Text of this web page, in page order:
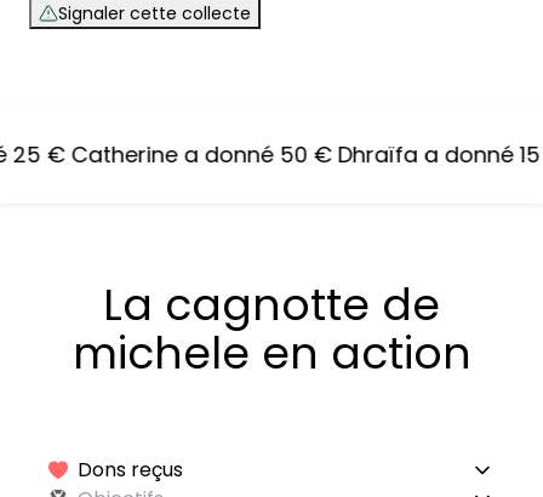
Signaler cette collecte
€ Catherine a donné 50 € Dhraïfa a donné 15
La cagnotte de
michele en action
Dons reçus